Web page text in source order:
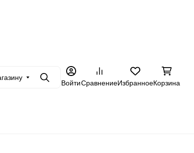
ПоискВойтиСравнениеИзбранноеКорзина